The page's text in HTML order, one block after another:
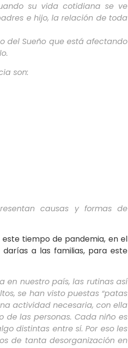
su vida cotidiana se ve
e hijo, la relación de toda
del Sueño que está afectando
son:
causas y formas de
tiempo de pandemia, en el
darías a las familias, para este
en nuestro país, las rutinas así
se han visto puestas “patas
actividad necesaria, con ella
de las personas. Cada niño es
distintas entre sí. Por eso les
de tanta desorganización en